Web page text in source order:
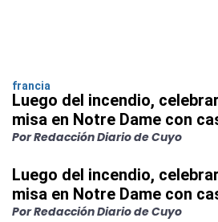
francia
Luego del incendio,
misa en Notre Dame con
Por Redacción Diario de Cuyo
Luego del incendio,
misa en Notre Dame con
Por Redacción Diario de Cuyo